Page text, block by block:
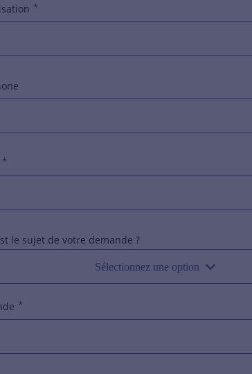
*
*
le sujet de votre demande ?
Sélectionnez une option
*